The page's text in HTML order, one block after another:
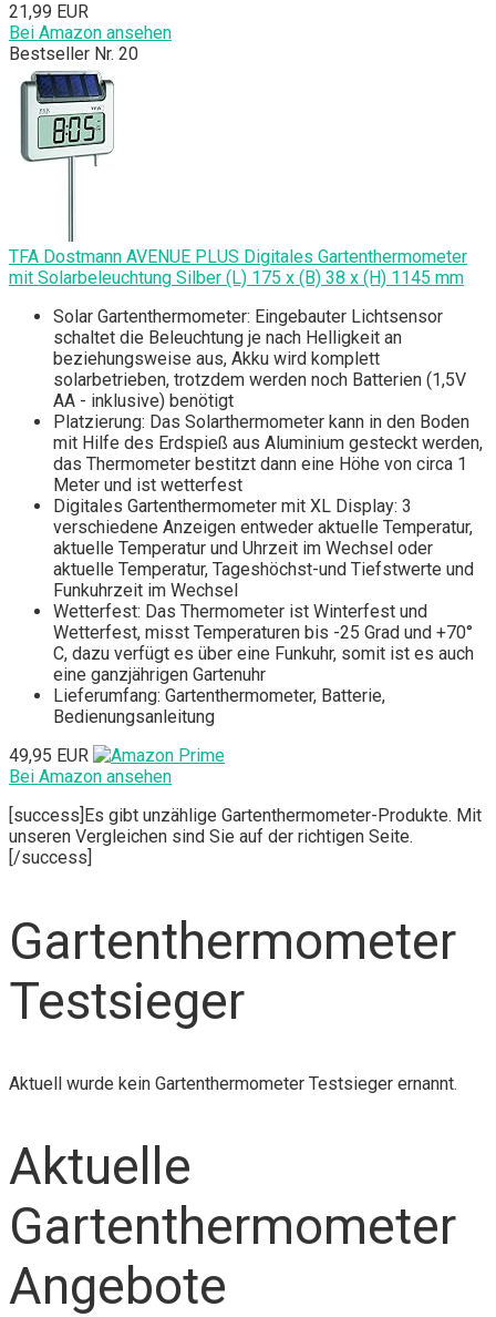
21,99 EUR
Bei Amazon ansehen
Bestseller Nr. 20
TFA Dostmann AVENUE PLUS Digitales Gartenthermometer
mit Solarbeleuchtung Silber (L) 175 x (B) 38 x (H) 1145 mm
Solar Gartenthermometer: Eingebauter Lichtsensor
schaltet die Beleuchtung je nach Helligkeit an
beziehungsweise aus, Akku wird komplett
solarbetrieben, trotzdem werden noch Batterien (1,5V
AA - inklusive) benötigt
Platzierung: Das Solarthermometer kann in den Boden
mit Hilfe des Erdspieß aus Aluminium gesteckt werden,
das Thermometer bestitzt dann eine Höhe von circa 1
Meter und ist wetterfest
Digitales Gartenthermometer mit XL Display: 3
verschiedene Anzeigen entweder aktuelle Temperatur,
aktuelle Temperatur und Uhrzeit im Wechsel oder
aktuelle Temperatur, Tageshöchst-und Tiefstwerte und
Funkuhrzeit im Wechsel
Wetterfest: Das Thermometer ist Winterfest und
Wetterfest, misst Temperaturen bis -25 Grad und +70°
C, dazu verfügt es über eine Funkuhr, somit ist es auch
eine ganzjährigen Gartenuhr
Lieferumfang: Gartenthermometer, Batterie,
Bedienungsanleitung
49,95 EUR
Bei Amazon ansehen
[success]Es gibt unzählige Gartenthermometer-Produkte. Mit
unseren Vergleichen sind Sie auf der richtigen Seite.
[/success]
Gartenthermometer
Testsieger
Aktuell wurde kein Gartenthermometer Testsieger ernannt.
Aktuelle
Gartenthermometer
Angebote